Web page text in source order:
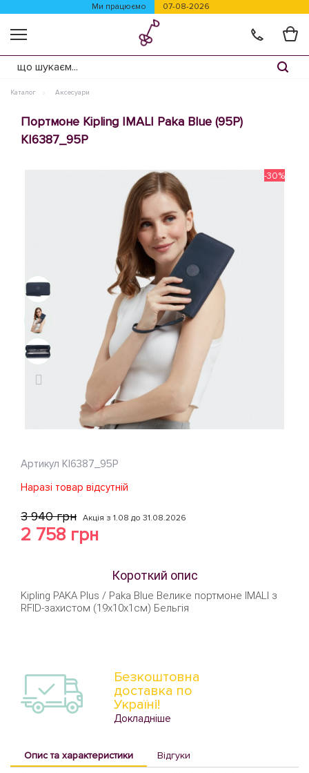
Ми працюємо 07-08-2026
Каталог Аксесуари
Портмоне Kipling IMALI Paka Blue (95P)
KI6387_95P
-30%
Артикул KI6387_95P
Наразі товар відсутній
3 940 грн Акція з 1.08 до 31.08.2026
2 758 грн
Короткий опис
Kipling PAKA Plus / Paka Blue Велике портмоне IMALI з
RFID-захистом (19x10x1см) Бельгія
Безкоштовна
доставка по
Україні!
Докладніше
Опис та характеристики Відгуки